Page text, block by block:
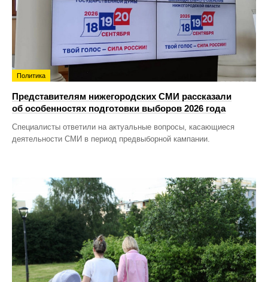
Политика
Представителям нижегородских СМИ рассказали
об особенностях подготовки выборов 2026 года
Специалисты ответили на актуальные вопросы, касающиеся
деятельности СМИ в период предвыборной кампании.